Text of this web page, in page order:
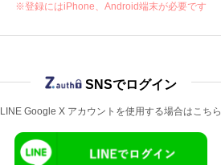
※登録にはiPhone、Android端末が必要です
LINE Google X アカウントを使用する場合はこちら
SNSでログイン